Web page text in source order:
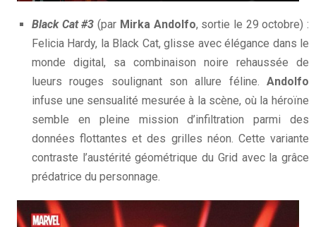
Black Cat #3 (par Mirka Andolfo, sortie le 29 octobre) :
Felicia Hardy, la Black Cat, glisse avec élégance dans le
monde digital, sa combinaison noire rehaussée de
lueurs rouges soulignant son allure féline. Andolfo
infuse une sensualité mesurée à la scène, où la héroïne
semble en pleine mission d’infiltration parmi des
données flottantes et des grilles néon. Cette variante
contraste l’austérité géométrique du Grid avec la grâce
prédatrice du personnage.